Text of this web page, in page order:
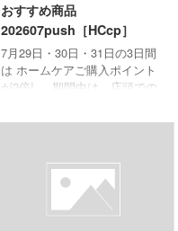
おすすめ商品
202607push［HCcp］
7月29日・30日・31日の3日間
は ホームケアご購入ポイント
が2倍! 期間中は、店頭での
ンラインスタジオでのお買い物
換算し、 お好きなホームケア
商品もしくは コースのお値引
きにご利用いただけます。